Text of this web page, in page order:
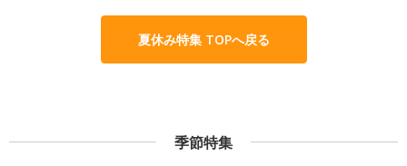
夏休み特集 TOPへ戻る
季節特集